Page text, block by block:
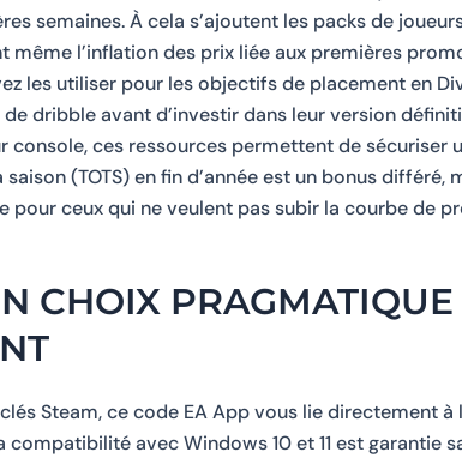
semaines. À cela s’ajoutent les packs de
l’inflation des prix liée aux premières
les utiliser pour les objectifs de placement en
dribble avant d’investir dans leur version
ces ressources permettent de sécuriser
(TOTS) en fin d’année est un bonus
pour ceux qui ne veulent pas subir la courbe de
CHOIX
Steam, ce code EA App vous lie directement à
compatibilité avec Windows 10 et 11 est garantie